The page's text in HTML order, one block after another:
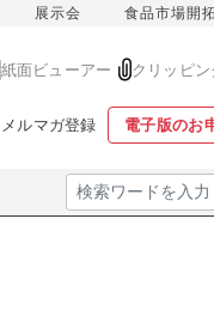
展示会 食品市場開
紙面ビューアー クリッピン
メルマガ登録 電子版のお